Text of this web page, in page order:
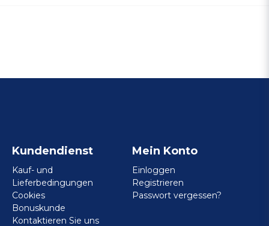
Kundendienst
Kauf- und
Lieferbedingungen
Cookies
Bonuskunde
Kontaktieren Sie uns
Mein Konto
Einloggen
Registrieren
Passwort vergessen?